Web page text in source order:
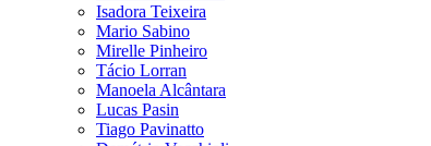
Isadora Teixeira
Mario Sabino
Mirelle Pinheiro
Tácio Lorran
Manoela Alcântara
Lucas Pasin
Tiago Pavinatto